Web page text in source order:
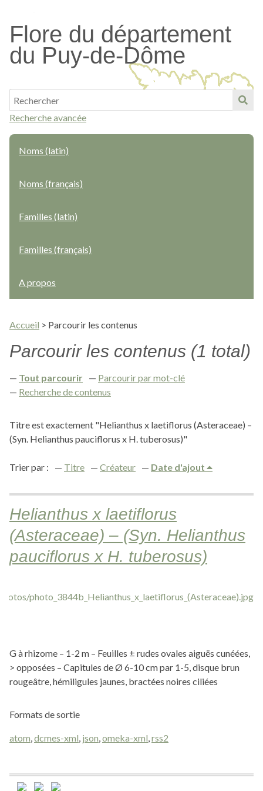
contenu
principal
Flore du département
du Puy-de-Dôme
Recherche avancée
Noms (latin)
Noms (français)
Familles (latin)
Familles (français)
A propos
Accueil > Parcourir les contenus
Parcourir les contenus (1 total)
Tout parcourir
Parcourir par mot-clé
Recherche de contenus
Titre est exactement "Helianthus x laetiflorus (Asteraceae) –
(Syn. Helianthus pauciflorus x H. tuberosus)"
Trier par : Titre Créateur Date d'ajout
Helianthus x laetiflorus
(Asteraceae) – (Syn. Helianthus
pauciflorus x H. tuberosus)
G à rhizome – 1-2 m – Feuilles ± rudes ovales aiguës cunéées,
> opposées – Capitules de Ø 6-10 cm par 1-5, disque brun
rougeâtre, hémiligules jaunes, bractées noires ciliées
Formats de sortie
atom,dcmes-xml, json,omeka-xml,rss2